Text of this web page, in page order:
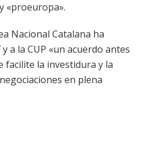
«proeuropa».
Nacional Catalana ha
a la CUP «un acuerdo antes
facilite la investidura y la
en plena